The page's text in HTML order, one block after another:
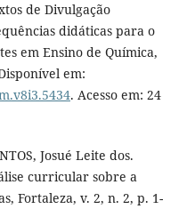
de Divulgação
didáticas para o
em Ensino de Química,
em:
. Acesso em: 24
Josué Leite dos.
curricular sobre a
Fortaleza, v. 2, n. 2, p. 1-